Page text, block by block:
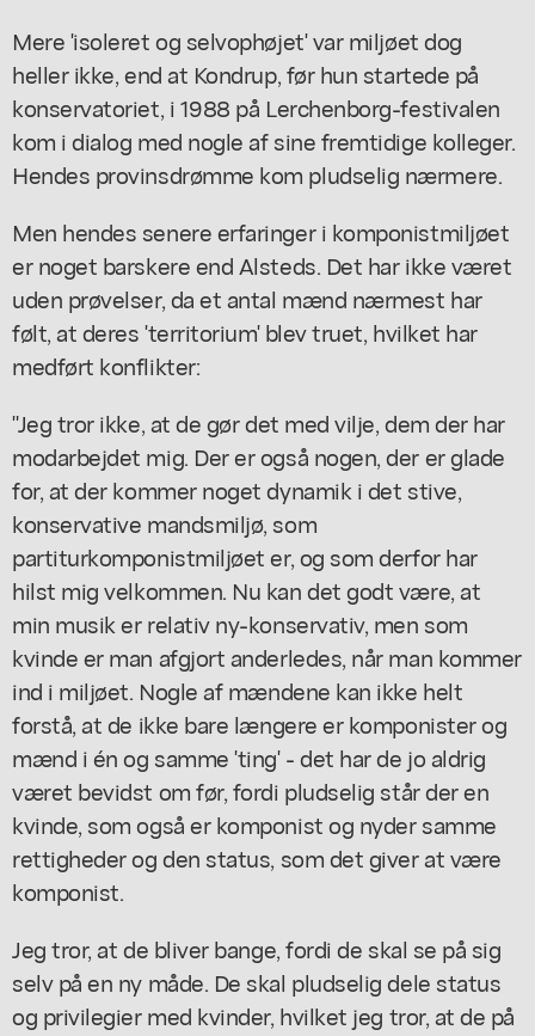
Mere 'isoleret og selvophøjet' var miljøet dog
heller ikke, end at Kondrup, før hun startede på
konservatoriet, i 1988 på Lerchenborg-festivalen
kom i dialog med nogle af sine fremtidige kolleger.
Hendes provinsdrømme kom pludselig nærmere.
Men hendes senere erfaringer i komponistmiljøet
er noget barskere end Alsteds. Det har ikke været
uden prøvelser, da et antal mænd nærmest har
følt, at deres 'territorium' blev truet, hvilket har
medført konflikter:
"Jeg tror ikke, at de gør det med vilje, dem der har
modarbejdet mig. Der er også nogen, der er glade
for, at der kommer noget dynamik i det stive,
konservative mandsmiljø, som
partiturkomponistmiljøet er, og som derfor har
hilst mig velkommen. Nu kan det godt være, at
min musik er relativ ny-konservativ, men som
kvinde er man afgjort anderledes, når man kommer
ind i miljøet. Nogle af mændene kan ikke helt
forstå, at de ikke bare længere er komponister og
mænd i én og samme 'ting' - det har de jo aldrig
været bevidst om før, fordi pludselig står der en
kvinde, som også er komponist og nyder samme
rettigheder og den status, som det giver at være
komponist.
Jeg tror, at de bliver bange, fordi de skal se på sig
selv på en ny måde. De skal pludselig dele status
og privilegier med kvinder, hvilket jeg tror, at de på